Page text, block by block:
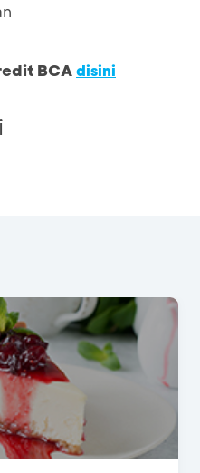
BCAdisini